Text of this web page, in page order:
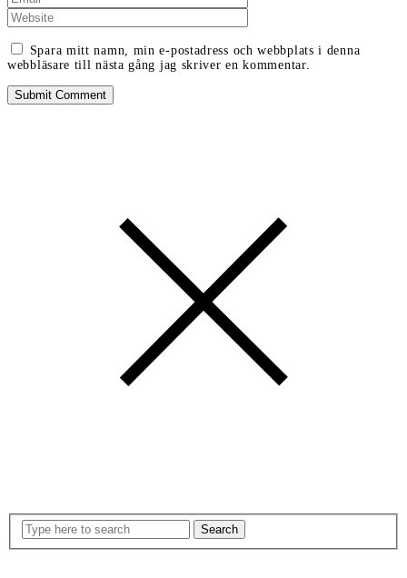
Spara mitt namn, min e-postadress och webbplats i denna
webbläsare till nästa gång jag skriver en kommentar.